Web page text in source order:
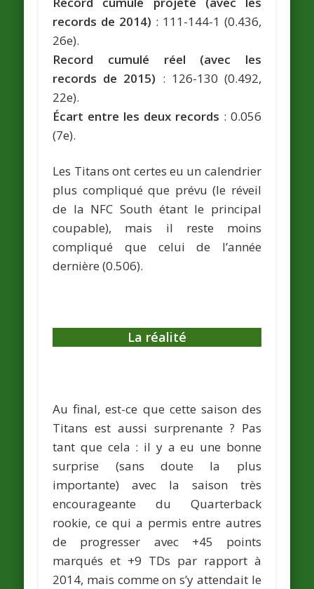
records de 2014) : 111-144-1 (0.436,
26e).
Record cumulé réel (avec les
records de 2015) : 126-130 (0.492,
22e).
Écart entre les deux records : 0.056
(7e).
Les Titans ont certes eu un calendrier
plus compliqué que prévu (le réveil
de la NFC South étant le principal
coupable), mais il reste moins
compliqué que celui de l’année
dernière (0.506).
La réalité
Au final, est-ce que cette saison des
Titans est aussi surprenante ? Pas
tant que cela : il y a eu une bonne
surprise (sans doute la plus
importante) avec la saison très
encourageante du Quarterback
rookie, ce qui a permis entre autres
de progresser avec +45 points
marqués et +9 TDs par rapport à
2014, mais comme on s’y attendait le